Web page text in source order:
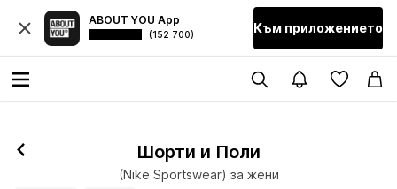
ABOUT YOU App
(152 700) Към приложението
Шорти и Поли
(Nike Sportswear) за жени